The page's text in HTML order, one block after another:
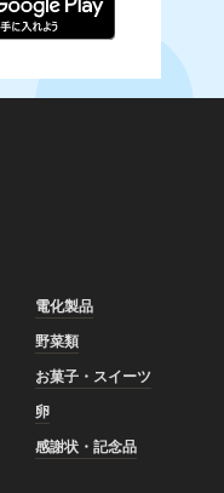
電化製品
野菜類
お菓子・スイーツ
卵
感謝状・記念品